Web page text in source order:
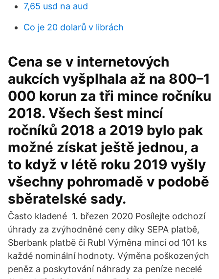
7,65 usd na aud
Co je 20 dolarů v librách
Cena se v internetových
aukcích vyšplhala až na 800–1
000 korun za tři mince ročníku
2018. Všech šest mincí
ročníků 2018 a 2019 bylo pak
možné získat ještě jednou, a
to když v létě roku 2019 vyšly
všechny pohromadě v podobě
sběratelské sady.
Často kladené 1. březen 2020 Posílejte odchozí
úhrady za zvýhodněné ceny díky SEPA platbě,
Sberbank platbě či Rubl Výměna mincí od 101 ks
každé nominální hodnoty. Výměna poškozených
peněz a poskytování náhrady za peníze necelé